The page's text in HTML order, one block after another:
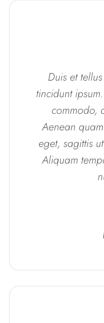
Duis et
tincidunt
commodo,
Aenean
eget, sagittis
Aliquam